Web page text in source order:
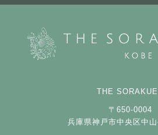
THE
〒650-0004
兵庫県神戸市中央区中